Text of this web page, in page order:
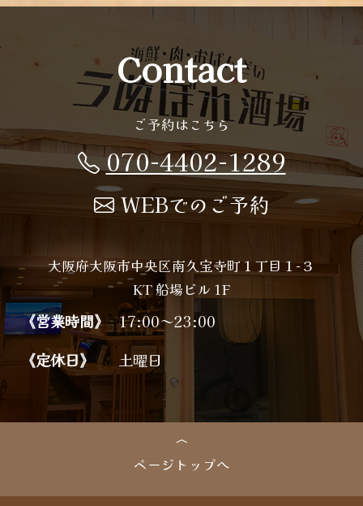
Contact
ご予約はこちら
070-4402-1289
WEBでのご予約
大阪府大阪市中央区南久宝寺町１丁目１−３
KT 船場ビル 1F
《営業時間》 17:00～23:00
《定休日》 土曜日
ページトップへ